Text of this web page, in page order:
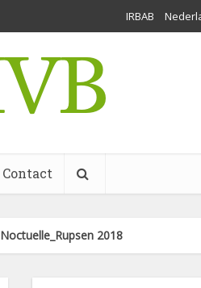
IRBAB
Contact
Noctuelle_Rupsen 2018